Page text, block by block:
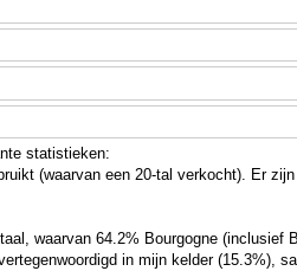
statistieken:
(waarvan een 20-tal verkocht). Er
waarvan 64.2% Bourgogne (inclusief
in mijn kelder (15.3%),